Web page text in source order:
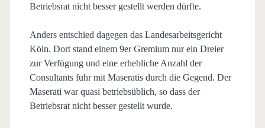
Betriebsrat nicht besser gestellt werden dürfte.
Anders entschied dagegen das Landesarbeitsgericht
Köln. Dort stand einem 9er Gremium nur ein Dreier
zur Verfügung und eine erhebliche Anzahl der
Consultants fuhr mit Maseratis durch die Gegend. Der
Maserati war quasi betriebsüblich, so dass der
Betriebsrat nicht besser gestellt wurde.